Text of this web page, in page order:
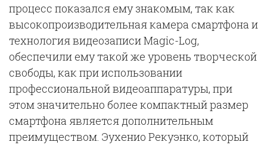
процесс показался ему знакомым, так как
высокопроизводительная камера смартфона и
технология видеозаписи Magic-Log,
обеспечили ему такой же уровень творческой
свободы, как при использовании
профессиональной видеоаппаратуры, при
этом значительно более компактный размер
смартфона является дополнительным
преимуществом. Эухенио Рекуэнко, который